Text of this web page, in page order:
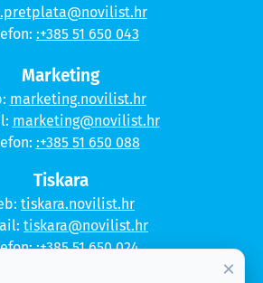
:+385 51 650 043
Marketing
marketing.novilist.hr
marketing@novilist.hr
:+385 51 650 088
Tiskara
tiskara.novilist.hr
tiskara@novilist.hr
:+385 51 650 024
×